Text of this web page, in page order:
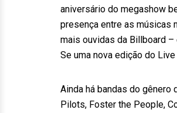
aniversário do megashow
presença entre as músicas
mais ouvidas da Billboard
Se uma nova edição do
Ainda há bandas do
Pilots, Foster the People,